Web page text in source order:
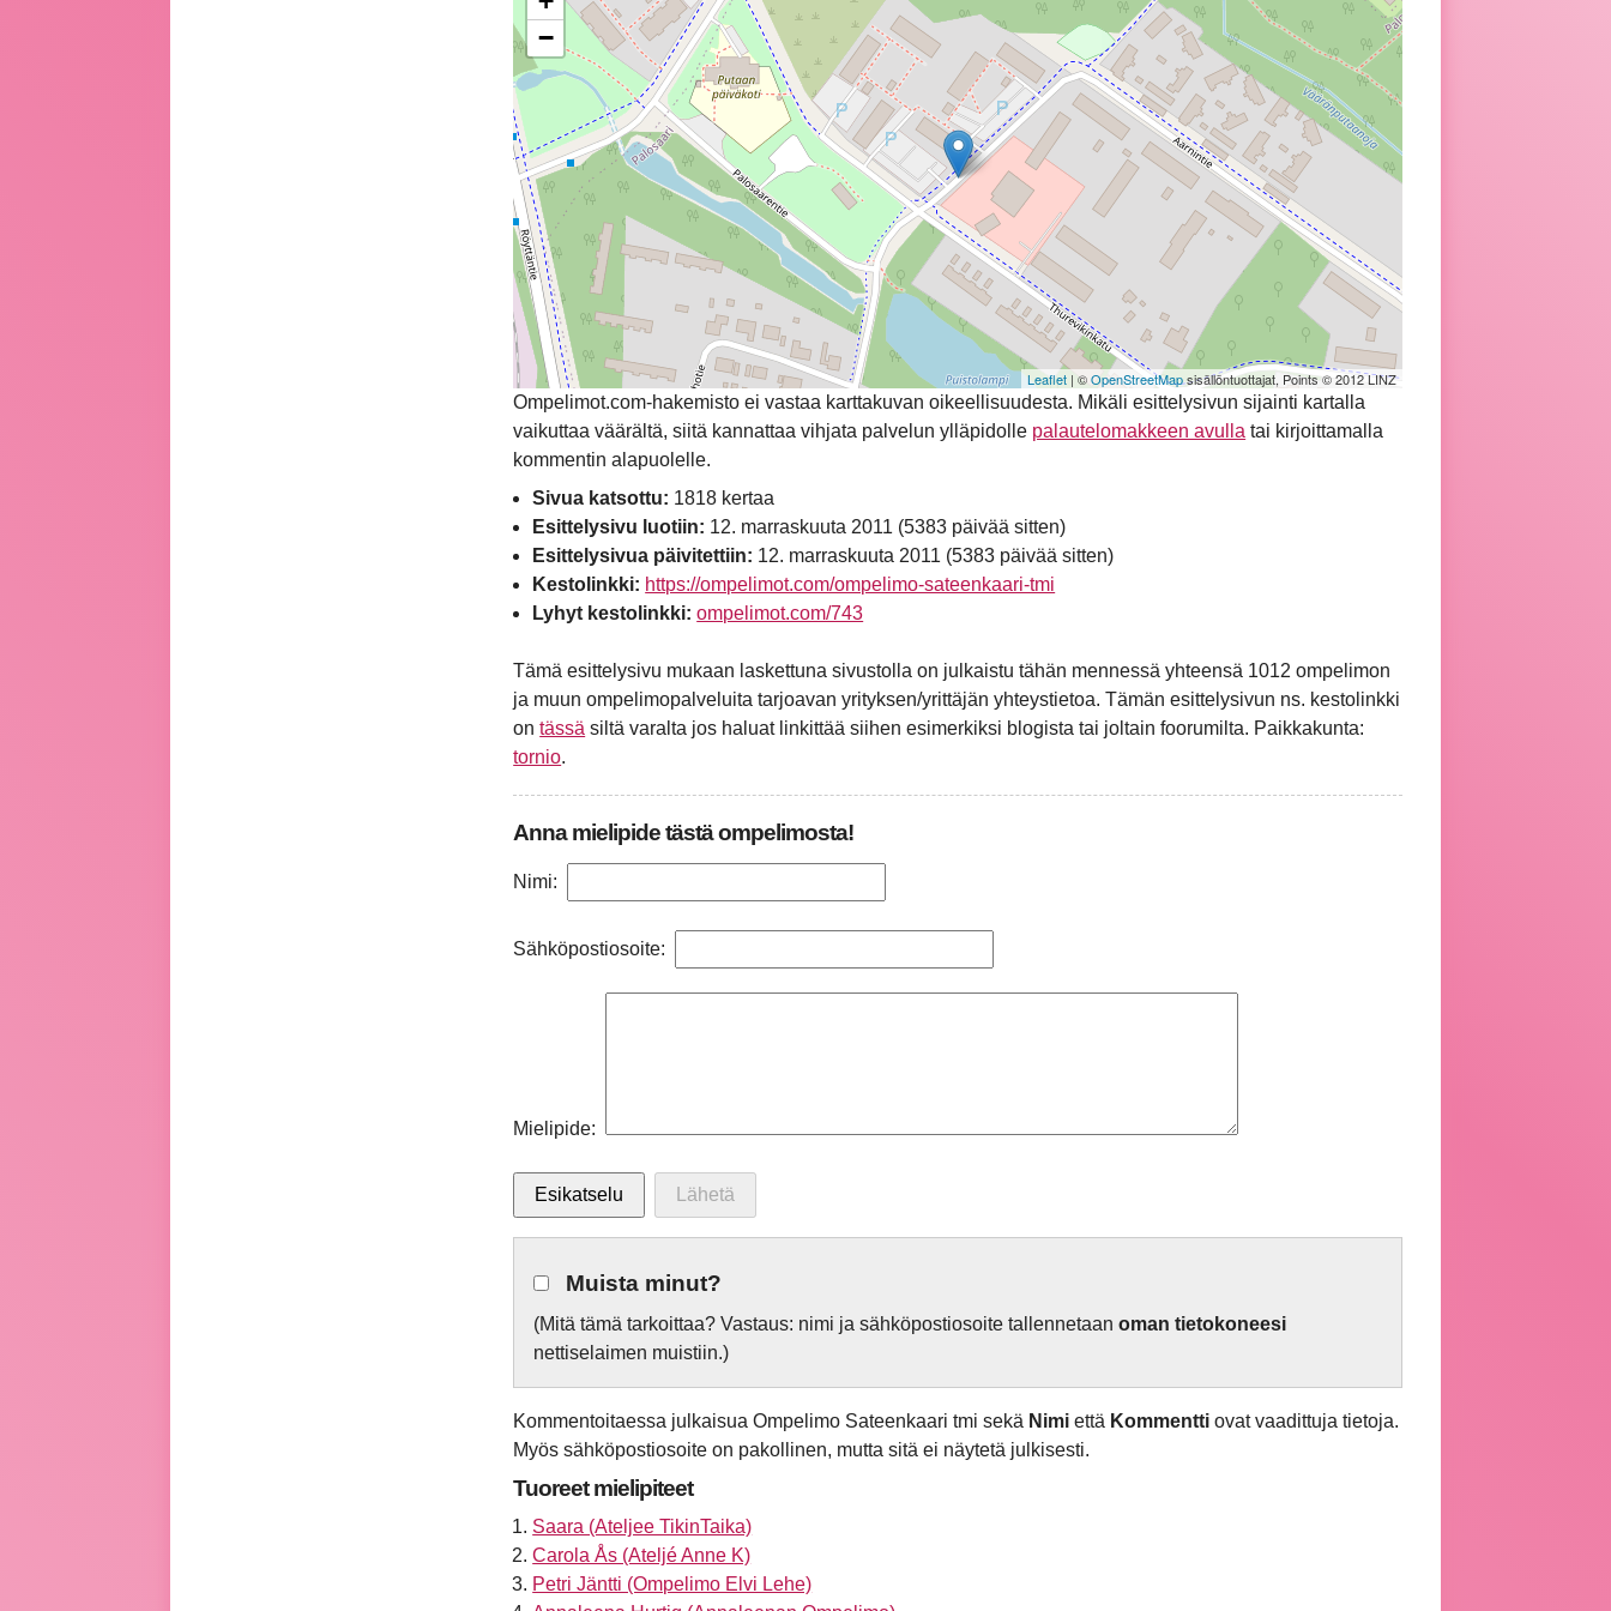
−
Leaflet | ©OpenStreetMapsisällöntuottajat, Points © 2012 LINZ
Ompelimot.com-hakemisto ei vastaa karttakuvan oikeellisuudesta. Mikäli esittelysivun sijainti kartalla
vaikuttaa väärältä, siitä kannattaa vihjata palvelun ylläpidolle palautelomakkeen avulla tai kirjoittamalla
kommentin alapuolelle.
Sivua katsottu: 1818 kertaa
Esittelysivu luotiin: 12. marraskuuta 2011 (5383 päivää sitten)
Esittelysivua päivitettiin: 12. marraskuuta 2011 (5383 päivää sitten)
Kestolinkki: https://ompelimot.com/ompelimo-sateenkaari-tmi
Lyhyt kestolinkki: ompelimot.com/743
Tämä esittelysivu mukaan laskettuna sivustolla on julkaistu tähän mennessä yhteensä 1012 ompelimon
ja muun ompelimopalveluita tarjoavan yrityksen/yrittäjän yhteystietoa. Tämän esittelysivun ns. kestolinkki
ontässä siltä varalta jos haluat linkittää siihen esimerkiksi blogista tai joltain foorumilta. Paikkakunta:
tornio.
Anna mielipide tästä ompelimosta!
Nimi:
Sähköpostiosoite:
Mielipide:
Muista minut?
(Mitä tämä tarkoittaa? Vastaus: nimi ja sähköpostiosoite tallennetaanoman tietokoneesi
nettiselaimen muistiin.)
Kommentoitaessa julkaisua Ompelimo Sateenkaari tmi sekä Nimi että Kommentti ovat vaadittuja tietoja.
Myös sähköpostiosoite on pakollinen, mutta sitä ei näytetä julkisesti.
Tuoreet mielipiteet
Saara (Ateljee TikinTaika)
Carola Ås (Ateljé Anne K)
Petri Jäntti (Ompelimo Elvi Lehe)